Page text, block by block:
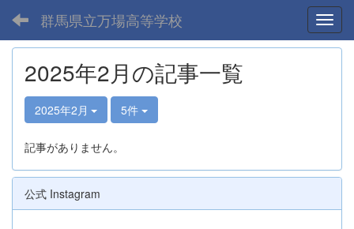
群馬県立万場高等学校
2025年2月の記事一覧
2025年2月 5件
記事がありません。
公式 Instagram